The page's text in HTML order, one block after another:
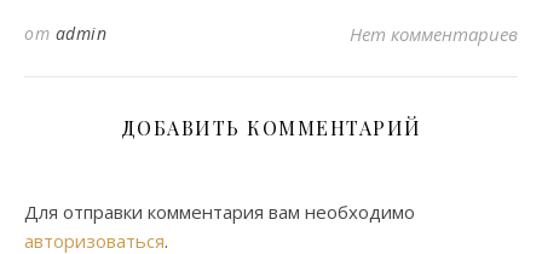
от admin Нет комментариев
ДОБАВИТЬ КОММЕНТАРИЙ
Для отправки комментария вам необходимо
авторизоваться.